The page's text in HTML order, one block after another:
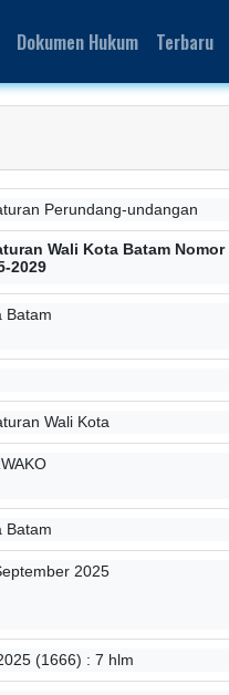
Dokumen Hukum Terbaru
Perundang-undangan
Wali Kota Batam
2029
Batam
Wali Kota
Batam
2025
(1666) : 7 hlm